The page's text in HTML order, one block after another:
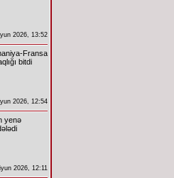
2026, 13:52
Fransa
bitdi
2026, 12:54
yenə
2026, 12:11